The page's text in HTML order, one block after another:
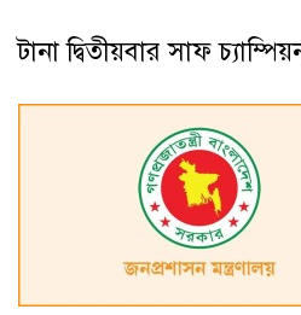
টানা দ্বিতীয়বার সাফ